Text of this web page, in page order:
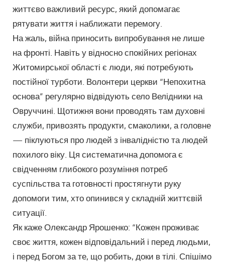
життєво важливий ресурс, який допомагає
рятувати життя і наближати перемогу.
На жаль, війна приносить випробування не лише
на фронті. Навіть у відносно спокійних регіонах
Житомирської області є люди, які потребують
постійної турботи. Волонтери церкви “Непохитна
основа” регулярно відвідують село Велідники на
Овруччині. Щотижня вони проводять там духовні
служби, привозять продукти, смаколики, а головне
— піклуються про людей з інвалідністю та людей
похилого віку. Ця систематична допомога є
свідченням глибокого розуміння потреб
суспільства та готовності простягнути руку
допомоги тим, хто опинився у складній життєвій
ситуації.
Як каже Олександр Ярошенко: “Кожен проживає
своє життя, кожен відповідальний і перед людьми,
і перед Богом за те, що робить, доки в тілі. Спішімо